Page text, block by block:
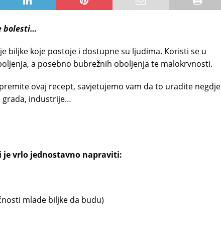
bolesti…
biljke koje postoje i dostupne su ljudima. Koristi se u
a posebno bubrežnih oboljenja te malokrvnosti.
ovaj recept, savjetujemo vam da to uradite negdje
grada, industrije…
je vrlo jednostavno napraviti:
mlade biljke da budu)